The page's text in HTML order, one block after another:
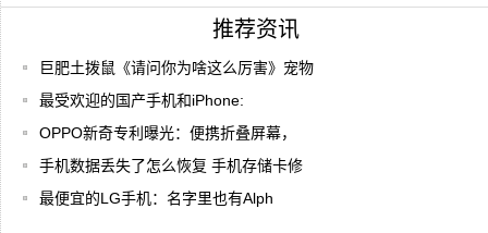
推荐资讯
巨肥土拨鼠《请问你为啥这么厉害》宠物
最受欢迎的国产手机和iPhone:
OPPO新奇专利曝光：便携折叠屏幕，
手机数据丢失了怎么恢复 手机存储卡修
最便宜的LG手机：名字里也有Alph